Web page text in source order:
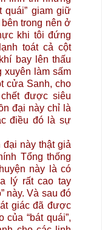
quái” giam giữ
trong nên ở
khi tôi đứng
toát cả cột
bay lên thấu
xuyên làm sấm
cửa Sanh, cho
được siêu
đại này chỉ là
điều đó là sự
đại này thật giả
Tổng thống
này là có
lý rất cao tay
này. Và sau đó
giác đã được
“bát quái”,